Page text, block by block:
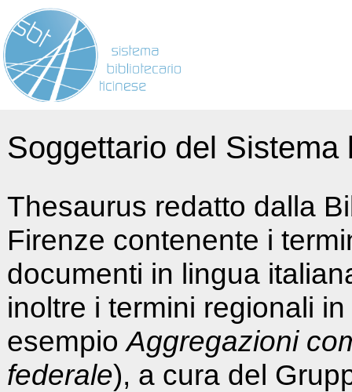
Soggettario del
Thesaurus redatto dalla
Firenze contenente i
documenti in lingua
inoltre i termini regionali
esempioAggregazioni
federale), a cura del